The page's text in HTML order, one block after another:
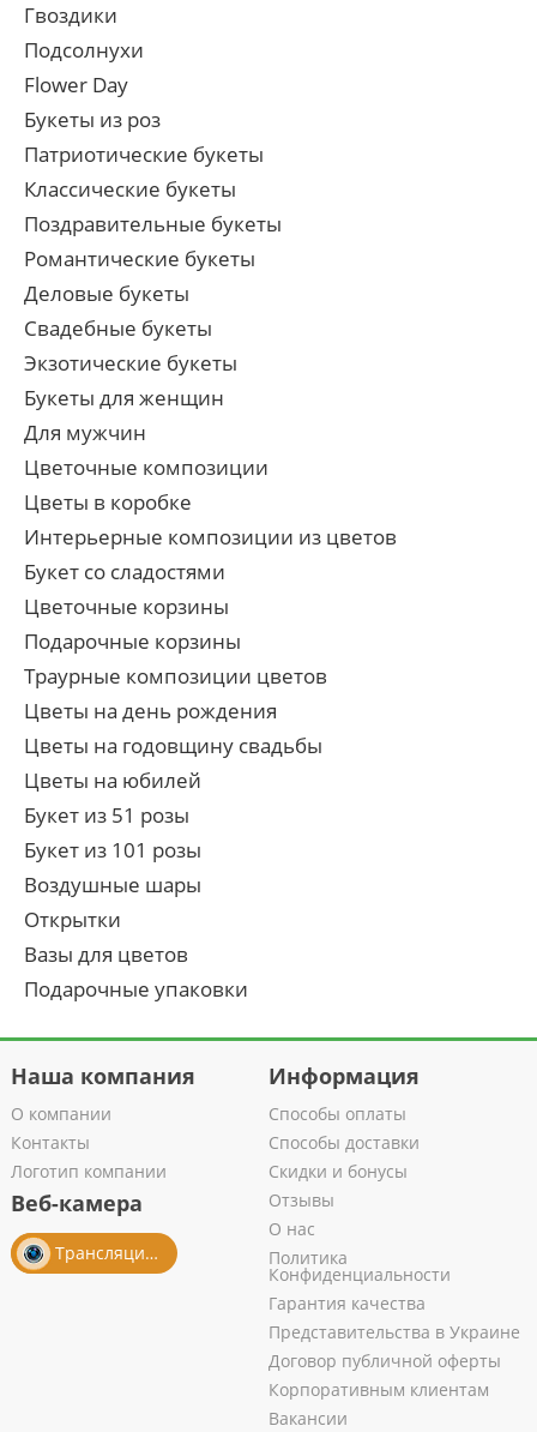
Гвоздики
Подсолнухи
Flower Day
Букеты из роз
Патриотические букеты
Классические букеты
Поздравительные букеты
Романтические букеты
Деловые букеты
Свадебные букеты
Экзотические букеты
Букеты для женщин
Для мужчин
Цветочные композиции
Цветы в коробке
Интерьерные композиции из цветов
Букет со сладостями
Цветочные корзины
Подарочные корзины
Траурные композиции цветов
Цветы на день рождения
Цветы на годовщину свадьбы
Цветы на юбилей
Букет из 51 розы
Букет из 101 розы
Воздушные шары
Открытки
Вазы для цветов
Подарочные упаковки
Наша компания
О компании
Контакты
Логотип компании
Веб-камера
Трансляция из салона
Информация
Способы оплаты
Способы доставки
Скидки и бонусы
Отзывы
О нас
Политика
Конфиденциальности
Гарантия качества
Представительства в Украине
Договор публичной оферты
Корпоративным клиентам
Вакансии